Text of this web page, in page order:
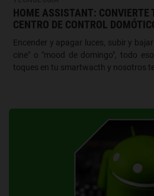
HOME ASSISTANT: CONVIERTE
CENTRO DE CONTROL
Encender y apagar luces, subir y
cine" o "mood de domingo", todo
toques en tu smartwacth y nosotros